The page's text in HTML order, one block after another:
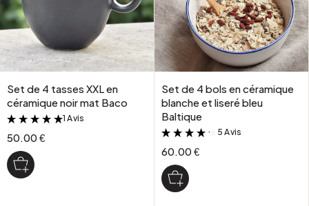
Set de 4 tasses XXL en
céramique noir mat Baco
&
1 Avis
50.00 €
Set de 4 bols en céramique
blanche et liseré bleu
Baltique
&
5 Avis
60.00 €